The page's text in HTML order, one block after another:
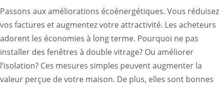
Passons aux améliorations écoénergétiques. Vous réduisez
vos factures et augmentez votre attractivité. Les acheteurs
adorent les économies à long terme. Pourquoi ne pas
installer des fenêtres à double vitrage? Ou améliorer
l’isolation? Ces mesures simples peuvent augmenter la
valeur perçue de votre maison. De plus, elles sont bonnes